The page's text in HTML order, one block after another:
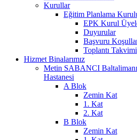
Kurullar
Eğitim Planlama
EPK Kurul
Duyurular
Başvuru
Toplantı Takvimi
Hizmet Binalarımız
Metin SABANCI
Hastanesi
A Blok
Zemin Kat
1. Kat
2. Kat
B Blok
Zemin Kat